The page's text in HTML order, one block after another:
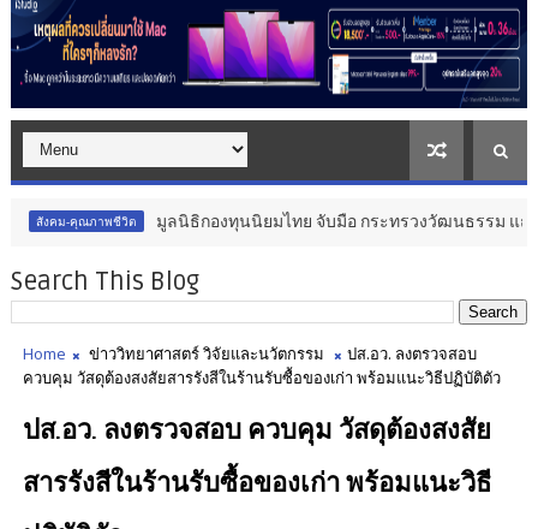
มูลนิธิกองทุนนิยมไทย จับมือ กระทรวงวัฒนธรรม แถลงเปิดตัวโครง
Search This Blog
Home ข่าววิทยาศาสตร์ วิจัยและนวัตกรรม
ปส.อว. ลงตรวจสอบ
ควบคุม วัสดุต้องสงสัยสารรังสีในร้านรับซื้อของเก่า พร้อมแนะวิธีปฏิบัติตัว
ปส.อว. ลงตรวจสอบ ควบคุม วัสดุต้องสงสัย
สารรังสีในร้านรับซื้อของเก่า พร้อมแนะวิธี